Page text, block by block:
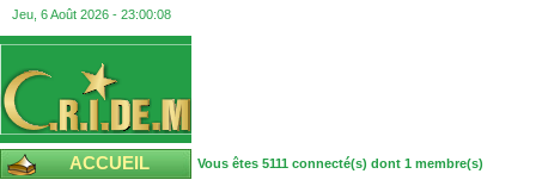
Jeu, 6 Août 2026 - 23:00:09
ACCUEIL Vous êtes 5111 connecté(s) dont 1 membre(s)